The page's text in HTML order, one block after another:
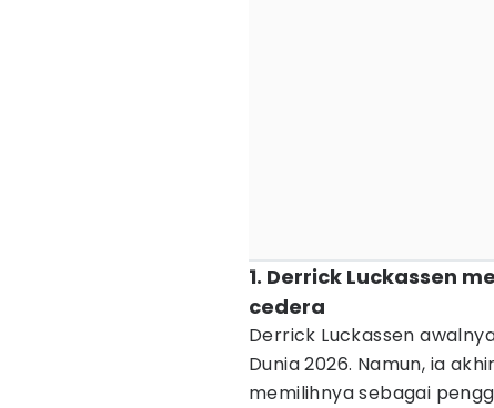
1. Derrick Luckassen
cedera
Derrick Luckassen
Dunia 2026. Namun, ia
memilihnya sebagai